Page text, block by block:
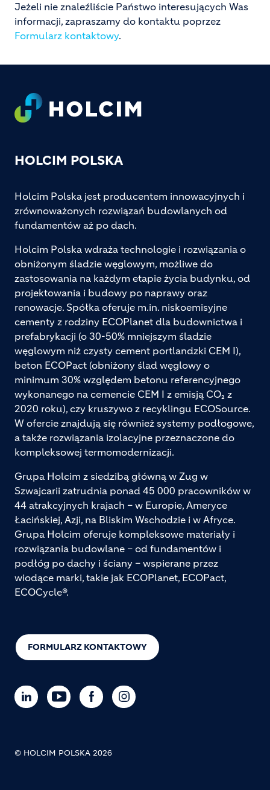
Jeżeli nie znaleźliście Państwo interesujących Was
informacji, zapraszamy do kontaktu poprzez
Formularz kontaktowy.
Footer
HOLCIM POLSKA
FORMULARZ KONTAKTOWY
Holcim Polska jest producentem innowacyjnych i
zrównoważonych rozwiązań budowlanych od
fundamentów aż po dach.
Holcim Polska wdraża technologie i rozwiązania o
obniżonym śladzie węglowym, możliwe do
zastosowania na każdym etapie życia budynku, od
projektowania i budowy po naprawy oraz
renowacje. Spółka oferuje m.in. niskoemisyjne
cementy z rodziny ECOPlanet dla budownictwa i
prefabrykacji (o 30-50% mniejszym śladzie
węglowym niż czysty cement portlandzki CEM I),
beton ECOPact (obniżony ślad węglowy o
minimum 30% względem betonu referencyjnego
wykonanego na cemencie CEM I z emisją CO₂ z
2020 roku), czy kruszywo z recyklingu ECOSource.
W ofercie znajdują się również systemy podłogowe,
a także rozwiązania izolacyjne przeznaczone do
kompleksowej termomodernizacji.
Grupa Holcim z siedzibą główną w Zug w
Szwajcarii zatrudnia ponad 45 000 pracowników w
44 atrakcyjnych krajach – w Europie, Ameryce
Łacińskiej, Azji, na Bliskim Wschodzie i w Afryce.
Grupa Holcim oferuje kompleksowe materiały i
rozwiązania budowlane – od fundamentów i
podłóg po dachy i ściany – wspierane przez
wiodące marki, takie jak ECOPlanet, ECOPact,
ECOCycle®.
© HOLCIM POLSKA 2026